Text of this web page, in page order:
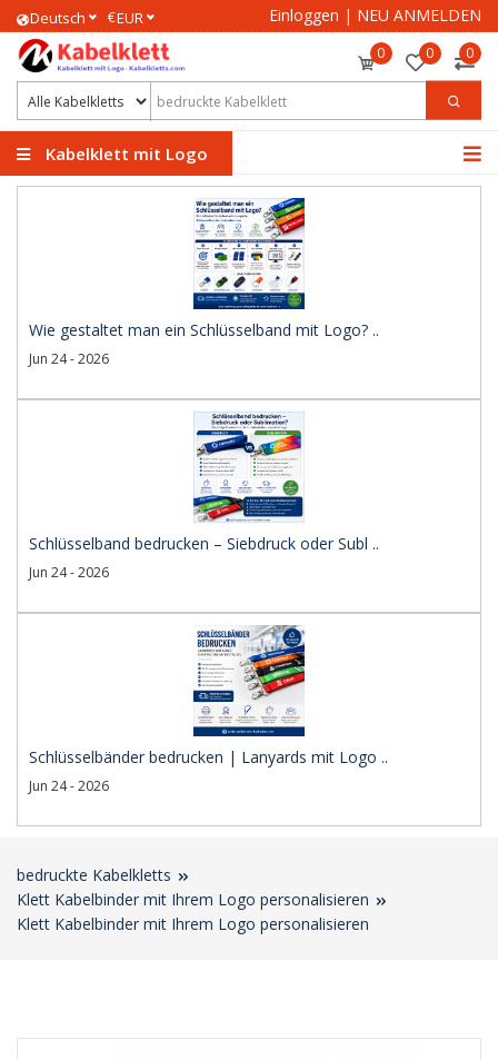
Deutsch €EUR Einloggen | NEU ANMELDEN
0 0 0
Kabelklett mit Logo
Wie gestaltet man ein Schlüsselband mit Logo? ..
Jun 24 - 2026
Schlüsselband bedrucken – Siebdruck oder Subl ..
Jun 24 - 2026
Schlüsselbänder bedrucken | Lanyards mit Logo ..
Jun 24 - 2026
bedruckte Kabelkletts
Klett Kabelbinder mit Ihrem Logo personalisieren
Klett Kabelbinder mit Ihrem Logo personalisieren